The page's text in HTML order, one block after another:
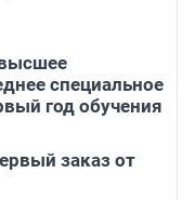
специальное
год обучения
заказ от